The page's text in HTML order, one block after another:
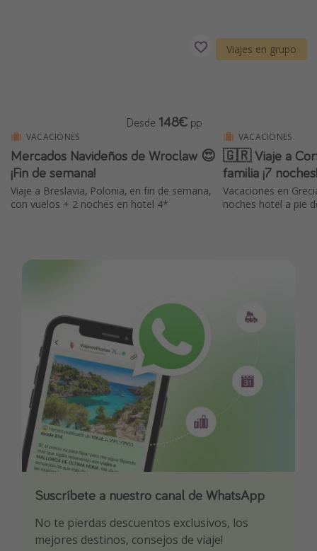
VACACIONES
Mercados Navideños de Wroclaw 😍
¡Fin de semana!
Viaje a Breslavia, Polonia, en fin de semana,
con vuelos + 2 noches en hotel 4*
Desde 148€ pp
Viajes en grupo
VACACIONES
🇬🇷 Viaje a
familia ¡7 noches!
Vacaciones en
noches hotel a pie
Suscríbete a nuestro canal de WhatsApp
No te pierdas descuentos exclusivos, los
mejores destinos, consejos de viaje!
Descarga nuestra app
Sé el primero en reservar nuestros chollazos
¡Suscríbete a nuestro canal de Telegram!
¡Recibe las mejores ofertas seleccionadas para
ti por nuestros expertos en viajes